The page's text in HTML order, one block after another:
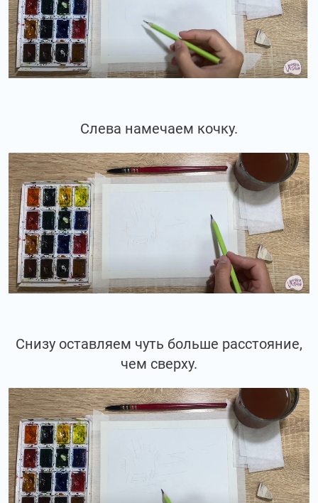
Слева намечаем кочку.
Снизу оставляем чуть больше расстояние,
чем сверху.